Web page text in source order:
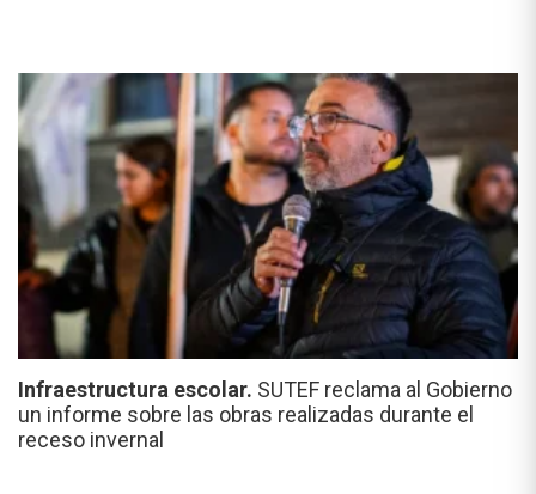
Infraestructura escolar. SUTEF reclama al Gobierno
un informe sobre las obras realizadas durante el
receso invernal